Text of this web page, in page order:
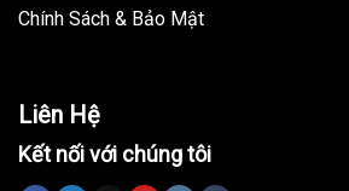
Chính Sách & Bảo Mật
Liên Hệ
Kết nối với chúng tôi